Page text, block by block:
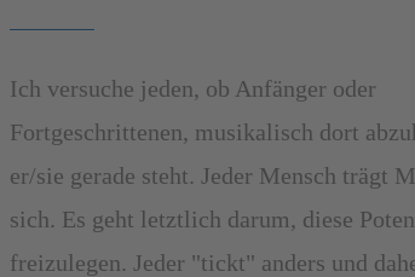
Ich versuche jeden, ob Anfänger oder
Fortgeschrittenen, musikalisch dort
er/sie gerade steht. Jeder Mensch trägt
sich. Es geht letztlich darum, diese
freizulegen. Jeder "tickt" anders und